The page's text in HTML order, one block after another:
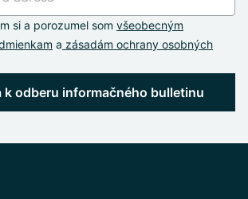
si a porozumel som všeobecným
a zásadám ochrany osobných
k odberu informačného bulletinu